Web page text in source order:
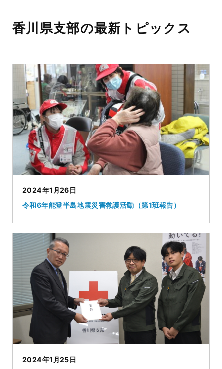
香川県支部の最新トピックス
2024年1月26日
令和6年能登半島地震災害救護活動（第1班報告）
2024年1月25日